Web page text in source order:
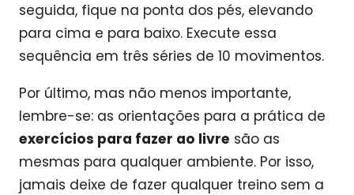
seguida, fique na ponta dos pés, elevando
para cima e para baixo. Execute essa
sequência em três séries de 10 movimentos.
Por último, mas não menos importante,
lembre-se: as orientações para a prática de
exercícios para fazer ao livre são as
mesmas para qualquer ambiente. Por isso,
jamais deixe de fazer qualquer treino sem a